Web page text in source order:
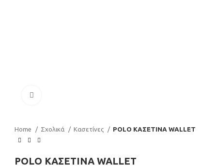
Home Σχολικά Κασετίνες POLO ΚΑΣΕΤΙΝΑ WALLET
POLO ΚΑΣΕΤΙΝΑ WALLET